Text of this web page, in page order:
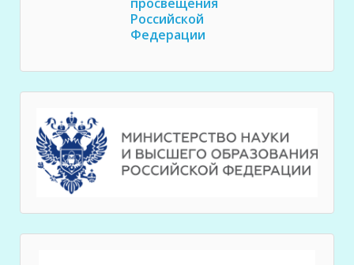
Российской
Федерации